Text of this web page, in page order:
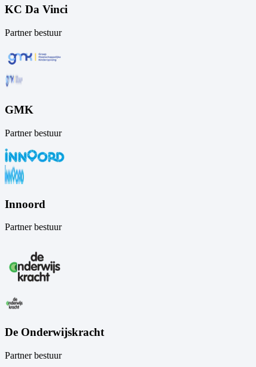
KC Da Vinci
Partner bestuur
GMK
Partner bestuur
Innoord
Partner bestuur
De Onderwijskracht
Partner bestuur